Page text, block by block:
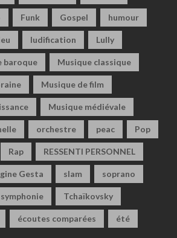
Funk Gospel humour
ludification Lully
baroque Musique classique
Musique de film
Musique médiévale
orchestre peac Pop
Rap RESSENTI PERSONNEL
Gesta slam soprano
symphonie Tchaïkovsky
écoutes comparées été